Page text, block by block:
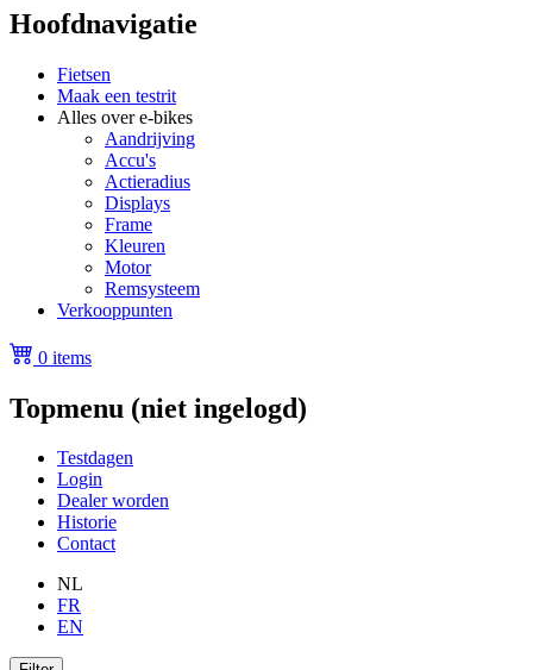
Hoofdnavigatie
Fietsen
Maak een testrit
Alles over e-bikes
Aandrijving
Accu's
Actieradius
Displays
Frame
Kleuren
Motor
Remsysteem
Verkooppunten
0 items
Topmenu (niet ingelogd)
Testdagen
Login
Dealer worden
Historie
Contact
NL
FR
EN